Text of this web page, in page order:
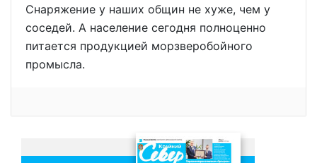
Снаряжение у наших общин не хуже, чем у
соседей. А население сегодня полноценно
питается продукцией морзверобойного
промысла.